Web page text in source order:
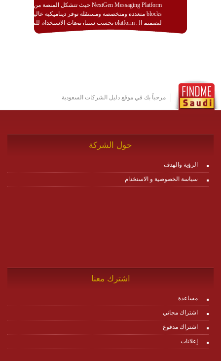
NextGen Messaging Platform حيث تتشكل المنصة من
blocks متعددة ومتخصصة ومستقلة توفر ديناميكية عالية
لتصميم ال platform بحسب سيناريوهات الاستخدام للمنصة
وتتوافق مع النشر والاستثمار ضمن بيئة استضافة dedicated
http://www.plutosms.com/zagel
مرحباً بك في موقع دليل الشركات السعودية
حول الشركة
الرؤية والهدف
سياسة الخصوصية و الاستخدام
اشترك معنا
مساعدة
اشتراك مجاني
اشتراك مدفوع
إعلانات